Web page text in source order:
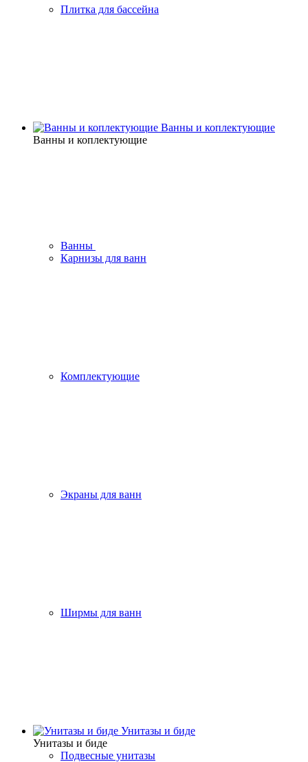
Плитка для бассейна
Ванны и коплектующие
Ванны и коплектующие
Ванны
Карнизы для ванн
Комплектующие
Экраны для ванн
Ширмы для ванн
Унитазы и биде
Унитазы и биде
Подвесные унитазы